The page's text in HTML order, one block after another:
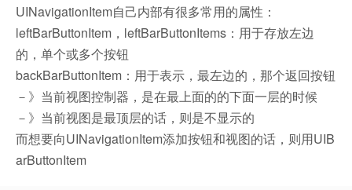
UINavigationItem自己内部有很多常用的属性：
leftBarButtonItem，leftBarButtonItems：用于存放左边
的，单个或多个按钮
backBarButtonItem：用于表示，最左边的，那个返回按钮
－》当前视图控制器，是在最上面的的下面一层的时候
－》当前视图是最顶层的话，则是不显示的
而想要向UINavigationItem添加按钮和视图的话，则用UIB
arButtonItem